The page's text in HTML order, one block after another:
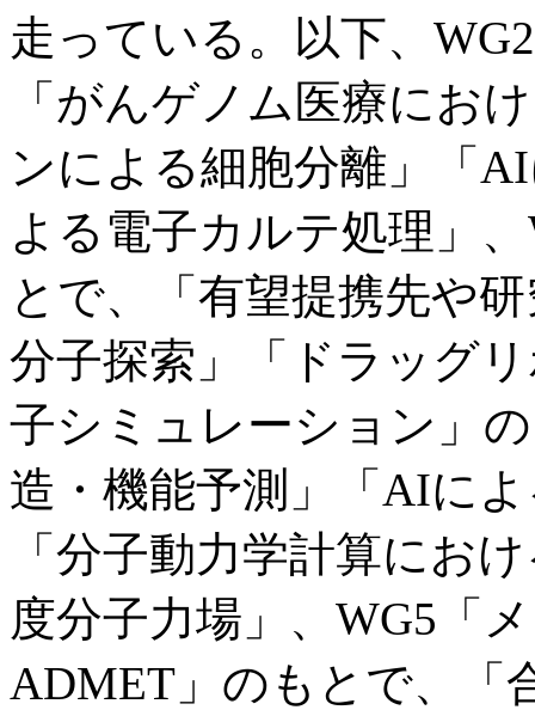
走っている。以下、
「がんゲノム医療にお
ンによる細胞分離」「
よる電子カルテ処理」
とで、「有望提携先や
分子探索」「ドラッグ
子シミュレーション」
造・機能予測」「AIに
「分子動力学計算にお
度分子力場」、WG5「
ADMET」のもとで、「